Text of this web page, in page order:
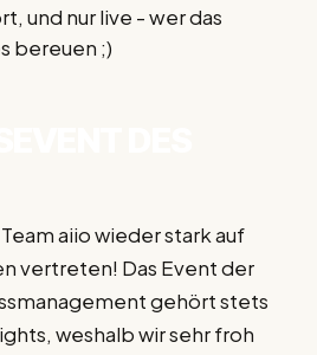
und nur live - wer das
bereuen ;)
aiio wieder stark auf
vertreten! Das Event der
gehört stets
weshalb wir sehr froh